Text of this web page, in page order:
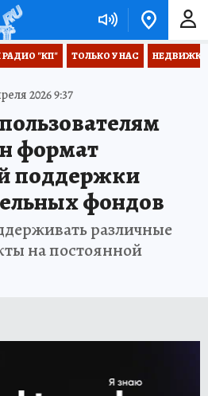
"КП" ТОЛЬКО У НАС НЕДВИЖКА
2026 9:37
формат
поддержки
фондов
различные
на постоянной